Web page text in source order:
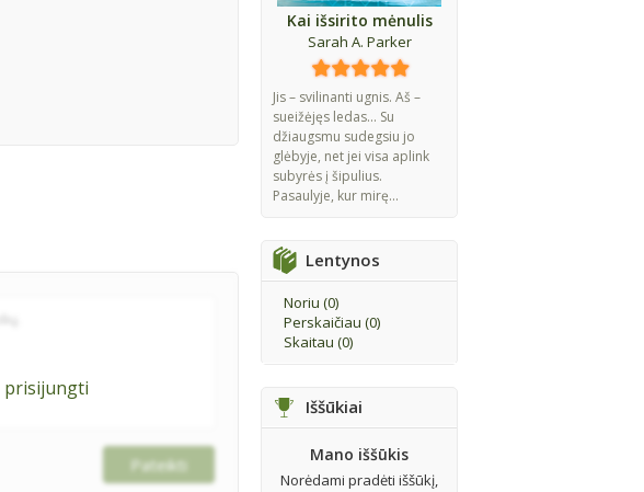
Kai išsirito mėnulis
Sarah A. Parker
Jis – svilinanti ugnis. Aš –
sueižėjęs ledas... Su
džiaugsmu sudegsiu jo
glėbyje, net jei visa aplink
subyrės į šipulius.
Pasaulyje, kur mirę...
Lentynos
Noriu (0)
Perskaičiau (0)
Skaitau (0)
Iššūkiai
Mano iššūkis
Norėdami pradėti iššūkį,
prisijungti